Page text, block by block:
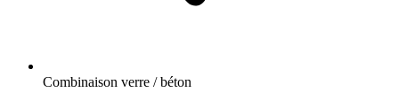
Combinaison verre / béton